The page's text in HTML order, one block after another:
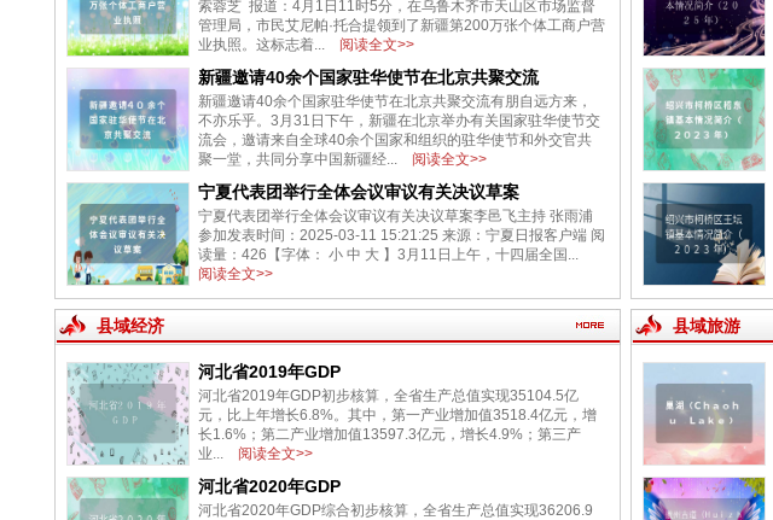
索蓉芝 报道：4月1日11时5分，在乌鲁木齐市天山区市场监督
管理局，市民艾尼帕·托合提领到了新疆第200万张个体工商户营
业执照。这标志着...
阅读全文>>
新疆邀请40余个国家驻华使节在北京共聚交流
新疆邀请40余个国家驻华使节在北京共聚交流有朋自远方来，
不亦乐乎。3月31日下午，新疆在北京举办有关国家驻华使节交
流会，邀请来自全球40余个国家和组织的驻华使节和外交官共
聚一堂，共同分享中国新疆经...
阅读全文>>
宁夏代表团举行全体会议审议有关决议草案
宁夏代表团举行全体会议审议有关决议草案李邑飞主持 张雨浦
参加发表时间：2025-03-11 15:21:25 来源：宁夏日报客户端 阅
读量：426【字体： 小 中 大 】3月11日上午，十四届全国...
阅读全文>>
县域经济
河北省2019年GDP
河北省2019年GDP初步核算，全省生产总值实现35104.5亿
元，比上年增长6.8%。其中，第一产业增加值3518.4亿元，增
长1.6%；第二产业增加值13597.3亿元，增长4.9%；第三产
业...
阅读全文>>
河北省2020年GDP
河北省2020年GDP综合初步核算，全省生产总值实现36206.9
县域旅游